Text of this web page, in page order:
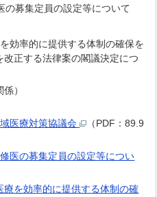
集定員の設定等について
率的に提供する体制の確保を
正する法律案の閣議決定につ
）
医療対策協議会
（PDF：89.9
医の募集定員の設定等につい
療を効率的に提供する体制の確